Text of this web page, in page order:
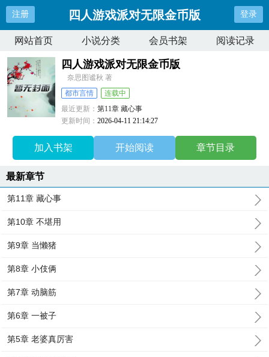
注册 四人游戏派对无限金币版 登录
网站首页 小说分类 会员书架 阅读记录
四人游戏派对无限金币版
奈思图谧秋 著
都市言情
连载中
最近更新：第11章 藏心事
更新时间：2026-04-11 21:14:27
加入书架 开始阅读 章节目录
最新章节
第11章 藏心事
第10章 不堪用
第9章 当懒猪
第8章 小伎俩
第7章 动脑筋
第6章 一被子
第5章 老婆真厉害